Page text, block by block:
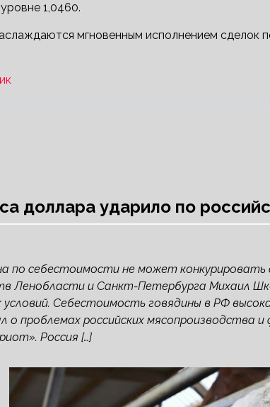
1,0460.
мгновенным исполнением сделок
доллара ударило по
по себестоимости не может
Ленобласти и Санкт-Петербурга Михаил
Себестоимость говядины в РФ
о проблемах российских мясопроизводства
Россия […]